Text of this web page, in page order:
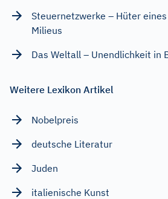
Steuernetzwerke – Hüter
Milieus
Das Weltall – Unendlichkeit in
Weitere Lexikon Artikel
Nobelpreis
deutsche Literatur
Juden
italienische Kunst